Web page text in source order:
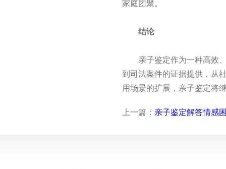
家庭团聚。
结论
亲子鉴定作为一种高效、
到司法案件的证据提供，从
用场景的扩展，亲子鉴定将
上一篇： 亲子鉴定解答情感